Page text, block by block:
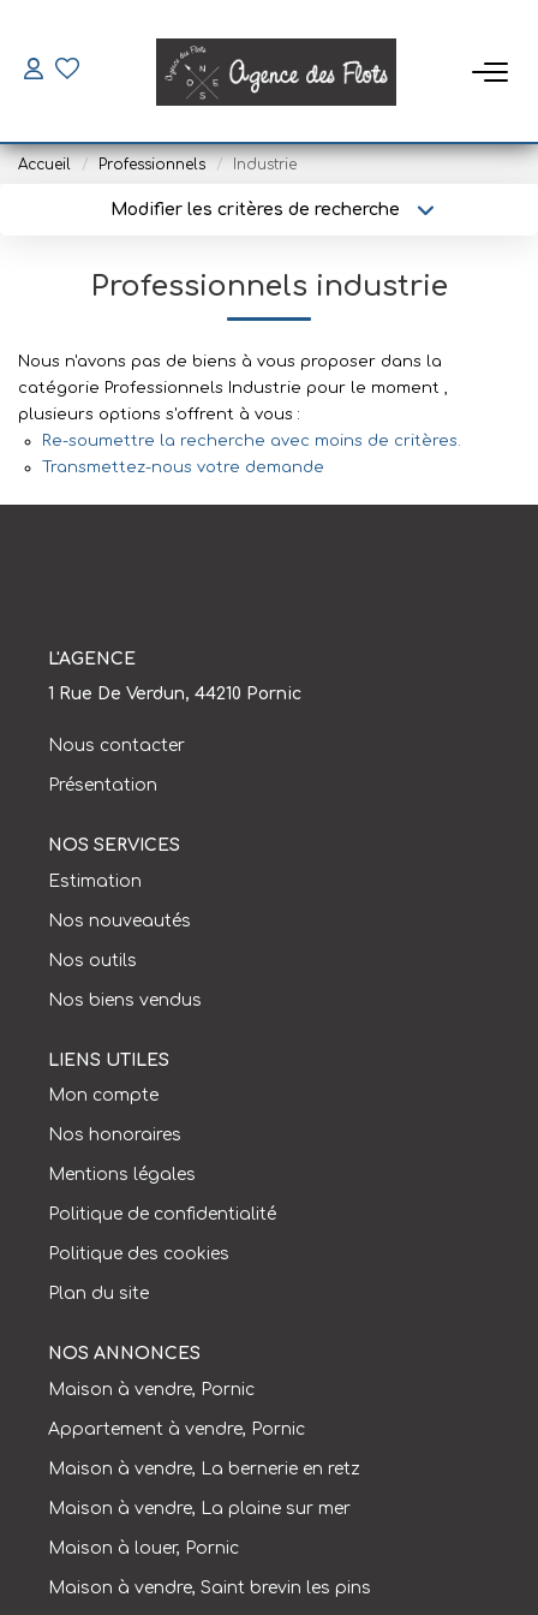
Louer
Mettre En Location
LOUER
Location À L'année
Qui Sommes-Nous
Accueil Professionnels Industrie
Modifier les critères de recherche
Type de bien
Budget max Plus de critères
Créer une alerte
Professionnels industrie
Nous n'avons pas de biens à vous proposer dans la
catégorie Professionnels Industrie pour le moment ,
plusieurs options s'offrent à vous :
Re-soumettre la recherche avec moins de critères.
Transmettez-nous votre demande
L'AGENCE
1 Rue De Verdun, 44210 Pornic
Nous contacter
Présentation
NOS SERVICES
Estimation
Nos nouveautés
Nos outils
Nos biens vendus
LIENS UTILES
Mon compte
Nos honoraires
Mentions légales
Politique de confidentialité
Politique des cookies
Plan du site
NOS ANNONCES
Maison à vendre, Pornic
Appartement à vendre, Pornic
Maison à vendre, La bernerie en retz
Maison à vendre, La plaine sur mer
Maison à louer, Pornic
Maison à vendre, Saint brevin les pins